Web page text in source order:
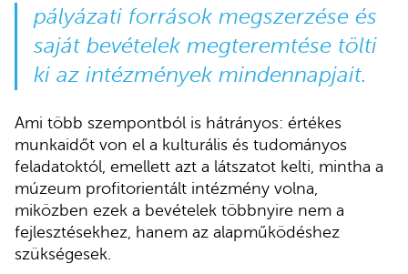
pályázati források megszerzése és
saját bevételek megteremtése tölti
ki az intézmények mindennapjait.
Ami több szempontból is hátrányos: értékes
munkaidőt von el a kulturális és tudományos
feladatoktól, emellett azt a látszatot kelti, mintha a
múzeum profitorientált intézmény volna,
miközben ezek a bevételek többnyire nem a
fejlesztésekhez, hanem az alapműködéshez
szükségesek.